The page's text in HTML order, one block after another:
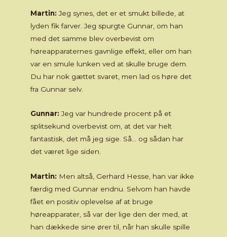
Martin:Jeg synes, det er et smukt billede, at
lyden fik farver. Jeg spurgte Gunnar, om han
med det samme blev overbevist om
høreapparaternes gavnlige effekt, eller om han
var en smule lunken ved at skulle bruge dem.
Du har nok gættet svaret, men lad os høre det
fra Gunnar selv.
Gunnar:Jeg var hundrede procent på et
splitsekund overbevist om, at det var helt
fantastisk, det må jeg sige. Så… og sådan har
det været lige siden.
Martin: Men altså, Gerhard Hesse, han var ikke
færdig med Gunnar endnu. Selvom han havde
fået en positiv oplevelse af at bruge
høreapparater, så var der lige den der med, at
han dækkede sine ører til, når han skulle spille